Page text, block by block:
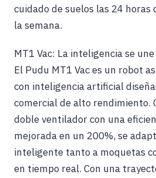
cuidado de suelos las 24 horas
la semana.
MT1 Vac: La inteligencia se
El Pudu MT1 Vac es un robot
con inteligencia artificial
comercial de alto rendimiento.
doble ventilador con una
mejorada en un 200%, se
inteligente tanto a moquetas
en tiempo real. Con una